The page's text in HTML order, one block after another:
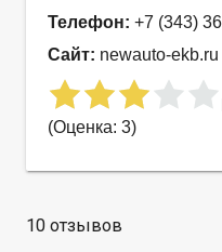
Телефон: +7 (343)
Сайт: newauto-ekb.ru
(Оценка: 3)
10 отзывов